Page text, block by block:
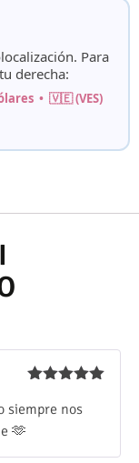
. Para
derecha:
• 🇻🇪 (VES)
con5de 5
siempre nos
🫶